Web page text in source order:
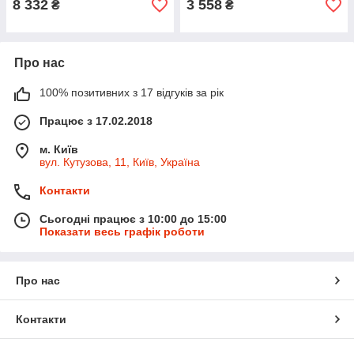
8 332 ₴ 3 558 ₴
Про нас
100% позитивних з 17 відгуків за рік
Працює з 17.02.2018
м. Київ
вул. Кутузова, 11, Київ, Україна
Контакти
Сьогодні працює з 10:00 до 15:00
Показати весь графік роботи
Про нас
Контакти